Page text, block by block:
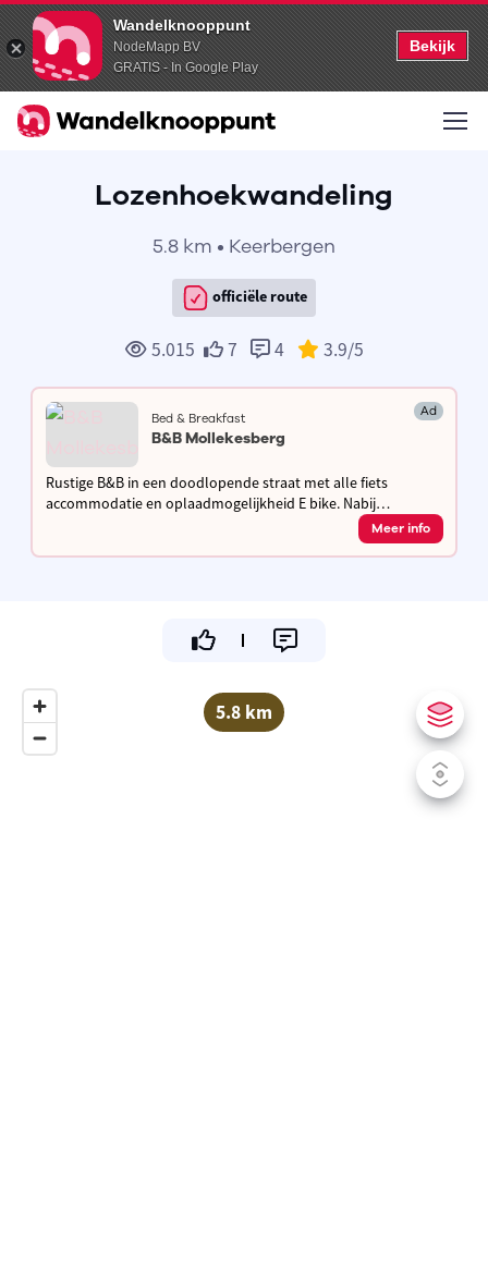
Wandelknooppunt
NodeMapp BV
GRATIS - In Google Play
Bekijk
Lozenhoekwandeling
5.8 km • Keerbergen
officiële route
5.015 7 4 3.9/5
Bed & Breakfast Ad
B&B Mollekesberg
Rustige B&B in een doodlopende straat met alle fiets
accommodatie en oplaadmogelijkheid E bike. Nabij
Meer info
5.8 km